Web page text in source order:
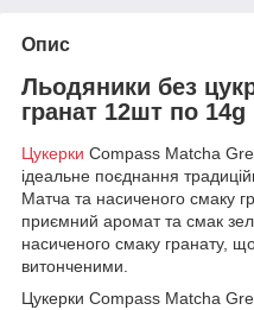
Опис
Льодяники без
гранат 12шт по 14g
Цукерки Compass Matcha
ідеальне поєднання
Матча та насиченого смаку
приємний аромат та смак
насиченого смаку гранату,
витонченими.
Цукерки Compass Matcha